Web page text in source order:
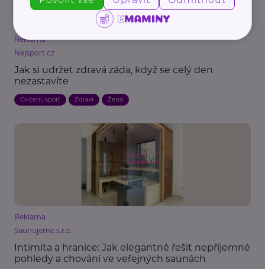
Reklama
Nejsport.cz
Jak si udržet zdravá záda, když se celý den
nezastavíte
Cvičení, sport Zdraví Žena
Reklama
Saunujeme s.r.o.
Intimita a hranice: Jak elegantně řešit nepříjemné
pohledy a chování ve veřejných saunách